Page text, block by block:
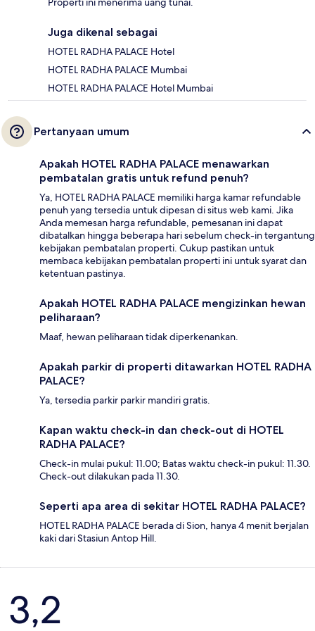
Juga dikenal sebagai
HOTEL RADHA PALACE Hotel
HOTEL RADHA PALACE Mumbai
HOTEL RADHA PALACE Hotel Mumbai
Pertanyaan umum
Apakah HOTEL RADHA PALACE menawarkan
pembatalan gratis untuk refund penuh?
Ya, HOTEL RADHA PALACE memiliki harga kamar refundable
penuh yang tersedia untuk dipesan di situs web kami. Jika
Anda memesan harga refundable, pemesanan ini dapat
dibatalkan hingga beberapa hari sebelum check-in tergantung
kebijakan pembatalan properti. Cukup pastikan untuk
membaca kebijakan pembatalan properti ini untuk syarat dan
ketentuan pastinya.
Apakah HOTEL RADHA PALACE mengizinkan hewan
peliharaan?
Maaf, hewan peliharaan tidak diperkenankan.
Apakah parkir di properti ditawarkan HOTEL RADHA
PALACE?
Ya, tersedia parkir parkir mandiri gratis.
Kapan waktu check-in dan check-out di HOTEL
RADHA PALACE?
Check-in mulai pukul: 11.00; Batas waktu check-in pukul: 11.30.
Check-out dilakukan pada 11.30.
Seperti apa area di sekitar HOTEL RADHA PALACE?
HOTEL RADHA PALACE berada di Sion, hanya 4 menit berjalan
kaki dari Stasiun Antop Hill.
Ulasan
3,2